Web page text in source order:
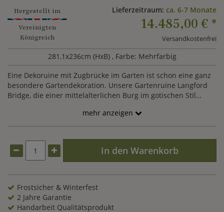
Hergestellt im
Vereinigten
Königreich
Lieferzeitraum: ca. 6-7 Monate
14.485,00 € *
Versandkostenfrei
281,1x236cm (HxB) , Farbe: Mehrfarbig
Eine Dekoruine mit Zugbrücke im Garten ist schon eine ganz
besondere Gartendekoration. Unsere Gartenruine Langford
Bridge, die einer mittelalterlichen Burg im gotischen Stil
Gartengestaltung des 18. Jahrhunderts in die Romantik und
Ritterlichkeit dieser Zeit eintauchen und ist ein
Zugbrücke und durch den gotischen Torbogen schaffen Sie
einen malerischen Durchgang in einen anderen
Gartenbereich oder gestalten einen besonderen Übergang
über einen Bachlauf in Ihrem Garten. Lassen Sie sich von
dieser Steinruine begeistern und gestalten Sie sich ein
Gartenreich im zauberhaften Stil der englischen Romantik.
mehr anzeigen
In den Warenkorb
Frostsicher & Winterfest
2 Jahre Garantie
Handarbeit Qualitätsprodukt